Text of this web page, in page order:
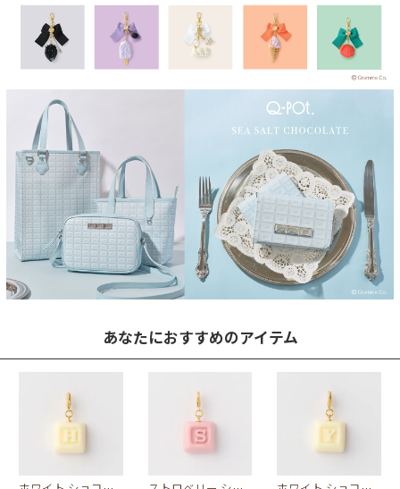
あなたにおすすめのアイテム